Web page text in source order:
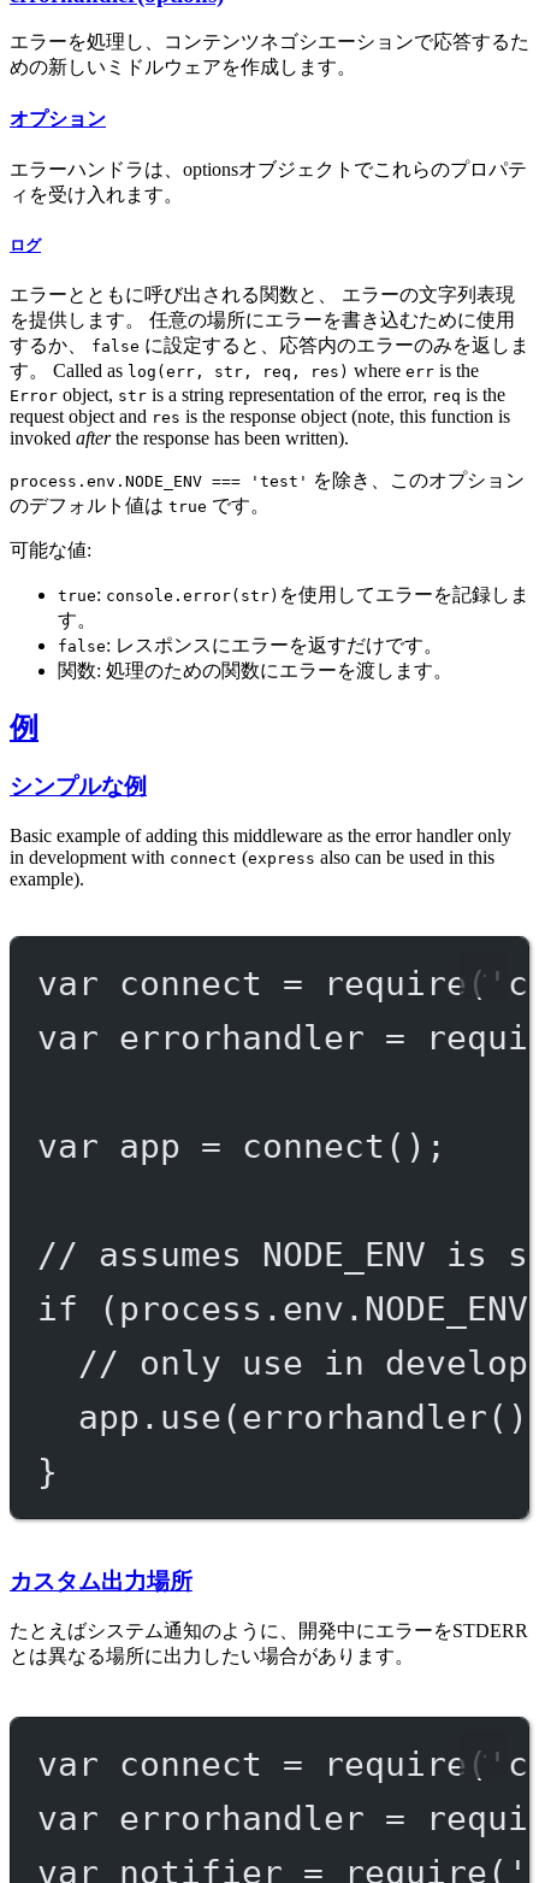
エラーを処理し、コンテンツネゴシエーションで応答するた
めの新しいミドルウェアを作成します。
オプション
エラーハンドラは、optionsオブジェクトでこれらのプロパテ
ィを受け入れます。
ログ
エラーとともに呼び出される関数と、 エラーの文字列表現
を提供します。 任意の場所にエラーを書き込むために使用
するか、
false に設定すると、応答内のエラーのみを返しま
す。 Called as log(err, str, req, res) where err is the
Error object, str is a string representation of the error, req is the
request object and res is the response object (note, this function is
invoked afterthe response has been written).
process.env.NODE_ENV === 'test' を除き、このオプション
のデフォルト値は true です。
可能な値:
true: console.error(str) を使用してエラーを記録しま
す。
false: レスポンスにエラーを返すだけです。
関数: 処理のための関数にエラーを渡します。
例
シンプルな例
Basic example of adding this middleware as the error handler only
in development with connect (express also can be used in this
example).
var connect = require (
var errorhandler =
var app = connect ();
// assumes NODE_ENV
if (process.env. NODE_ENV
// only use in
app. use(errorhandler
}
カスタム出力場所
たとえばシステム通知のように、開発中にエラーをSTDERR
とは異なる場所に出力したい場合があります。
var connect = require (
var errorhandler =
var notifier = require(